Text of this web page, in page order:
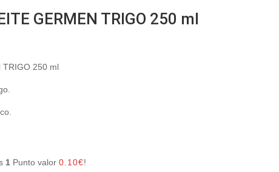
GERMEN TRIGO 250 ml
TRIGO 250 ml
1 Punto valor0.10€!